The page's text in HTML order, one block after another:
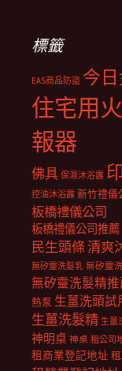
標籤
EAS商品防盜 今
住宅用
報器
佛具 保濕沐浴露
控油沐浴露 新竹禮儀
板橋禮儀公司
板橋禮儀公司推薦
民生頭條清爽
無矽靈洗髮乳 無矽靈
無矽靈洗髮精推
熱泵 生薑洗頭試
生薑洗髮精 生薑
神明桌 神桌 租公司
租商業登記地址